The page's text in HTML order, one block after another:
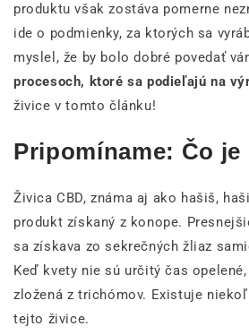
produktu však zostáva pomerne
ide o podmienky, za ktorých sa
myslel, že by bolo dobré povedať
procesoch, ktoré sa podieľajú na
živice v tomto článku!
Pripomíname: Čo je
Živica CBD, známa aj ako hašiš,
produkt získaný z konope.
sa získava zo sekrečných žliaz
Keď kvety nie sú určitý čas
zložená z trichómov. Existuje
tejto živice.